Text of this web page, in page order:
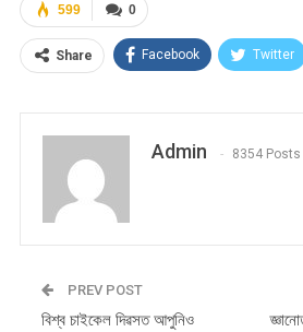
0
599
Share Facebook Twitter
Admin 8354 Posts
PREV POST
বিশ্ব চাইকেল দিৱসত আপুনিও